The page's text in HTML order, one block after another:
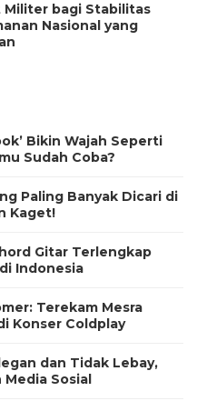
Militer bagi Stabilitas
Nasional yang
Bikin Wajah Seperti
Sudah Coba?
Paling Banyak Dicari di
Kaget!
Gitar Terlengkap
Indonesia
Terekam Mesra
Konser Coldplay
dan Tidak Lebay,
Sosial